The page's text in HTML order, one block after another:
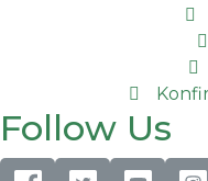
Follow Us